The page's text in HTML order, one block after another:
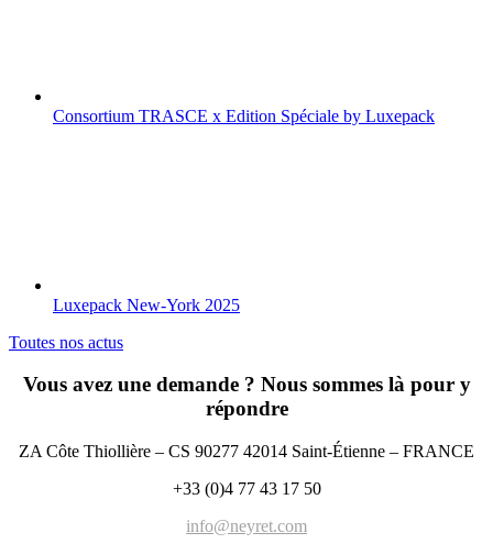
Consortium TRASCE x Edition Spéciale by Luxepack
Luxepack New-York 2025
Toutes nos actus
Vous avez une demande ? Nous sommes là pour y
répondre
ZA Côte Thiollière – CS 90277 42014 Saint-Étienne – FRANCE
+33 (0)4 77 43 17 50
info@neyret.com